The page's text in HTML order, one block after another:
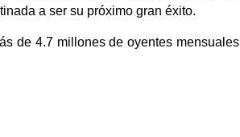
a ser su próximo gran éxito.
de 4.7 millones de oyentes mensuales